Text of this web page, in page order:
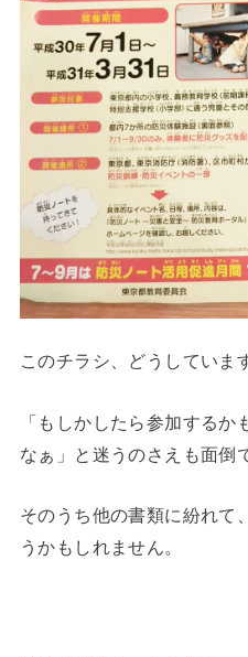
このチラシ、どうしていま
「もしかしたら参加する
なぁ」と迷うのさえも面倒
そのうち他の書類に紛れて
うかもしれません。